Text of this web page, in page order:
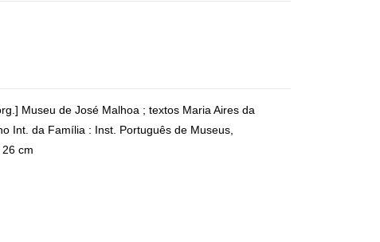
Museu de José Malhoa ; textos Maria Aires da
Int. da Família : Inst. Português de Museus,
cm